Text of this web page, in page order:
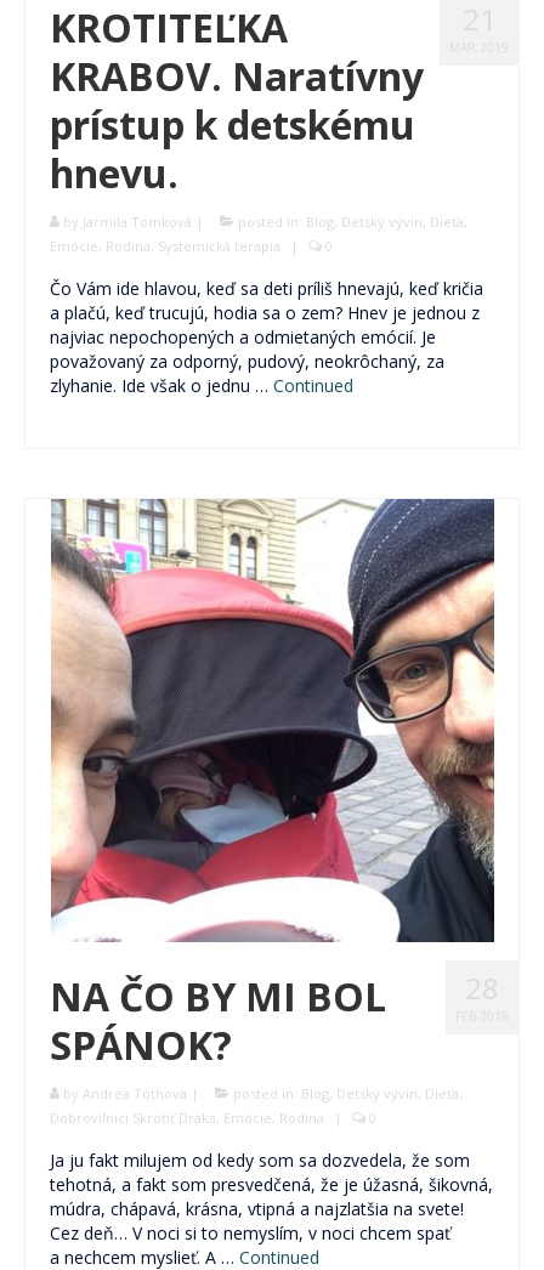
KROTITEĽKA
KRABOV. Naratívny
prístup k detskému
hnevu.
by Jarmila Tomková | posted in: Blog, Detský vývin, Dieťa,
Emócie, Rodina, Systemická terapia | 0
Čo Vám ide hlavou, keď sa deti príliš hnevajú, keď kričia
a plačú, keď trucujú, hodia sa o zem? Hnev je jednou z
najviac nepochopených a odmietaných emócií. Je
považovaný za odporný, pudový, neokrôchaný, za
zlyhanie. Ide však o jednu … Continued
NA ČO BY MI BOL
SPÁNOK?
by Andrea Tothova | posted in: Blog, Detský vývin, Dieťa,
Dobroviľníci Skrotiť Draka, Emócie, Rodina | 0
Ja ju fakt milujem od kedy som sa dozvedela, že som
tehotná, a fakt som presvedčená, že je úžasná, šikovná,
múdra, chápavá, krásna, vtipná a najzlatšia na svete!
Cez deň… V noci si to nemyslím, v noci chcem spať
a nechcem myslieť. A … Continued